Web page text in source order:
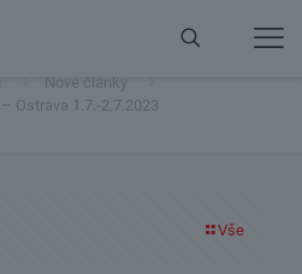
Ostrava 1.7.-2.7.2023
Nové články
Ostrava 1.7.-2.7.2023
Vše